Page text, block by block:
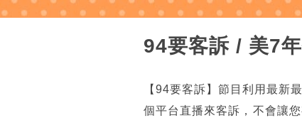
94要客訴 / 美7
【94要客訴】節目利用最新
個平台直播來客訴，不會讓